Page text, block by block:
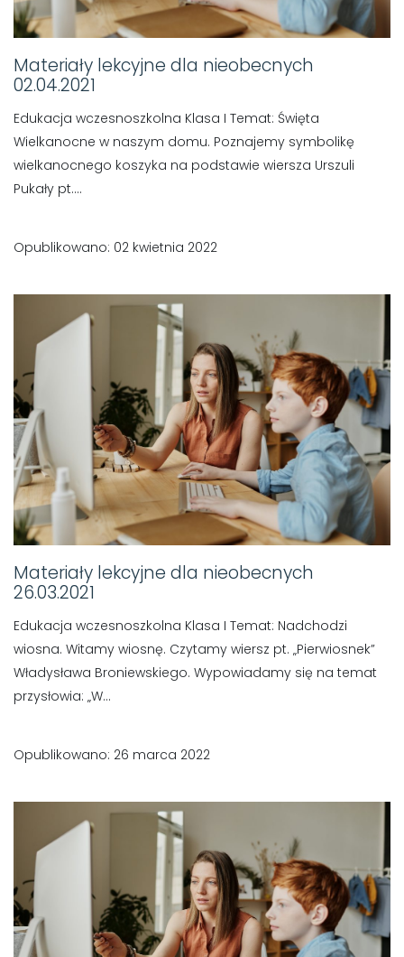
Materiały lekcyjne dla nieobecnych
02.04.2021
Edukacja wczesnoszkolna Klasa I Temat: Święta
Wielkanocne w naszym domu. Poznajemy symbolikę
wielkanocnego koszyka na podstawie wiersza Urszuli
Pukały pt....
Opublikowano: 02 kwietnia 2022
Materiały lekcyjne dla nieobecnych
26.03.2021
Edukacja wczesnoszkolna Klasa I Temat: Nadchodzi
wiosna. Witamy wiosnę. Czytamy wiersz pt. „Pierwiosnek”
Władysława Broniewskiego. Wypowiadamy się na temat
przysłowia: „W...
Opublikowano: 26 marca 2022